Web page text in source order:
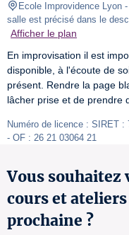
Ecole Improvidence Lyon
salle est précisé dans le
Afficher le plan
En improvisation il est
disponible, à l'écoute de
présent. Rendre la page
lâcher prise et de prendre
Numéro de licence : SIRET :
- OF : 26 21 03064 21
Vous souhaitez
cours et
prochaine ?